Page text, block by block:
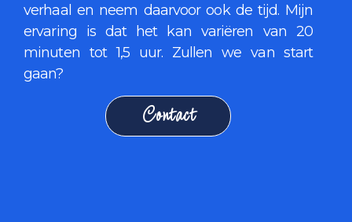
verhaal en neem daarvoor ook de tijd. Mijn
ervaring is dat het kan variëren van 20
minuten tot 1,5 uur. Zullen we van start
gaan?
Contact